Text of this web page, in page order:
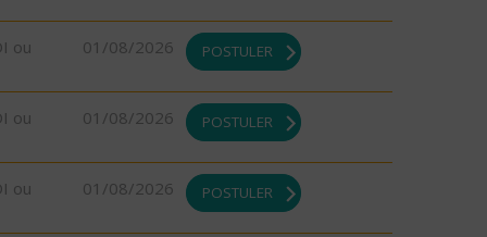
ou 01/08/2026 POSTULER
ou 01/08/2026 POSTULER
ou 01/08/2026 POSTULER